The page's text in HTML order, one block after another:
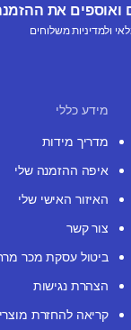
ואוספים את
ולמדיניות משלוחים
מידע כללי
מדריך מידות
איפה ההזמנה שלי
האיזור האישי שלי
צור קשר
ביטול עסקת מכר
הצהרת נגישות
קריאה להחזרת